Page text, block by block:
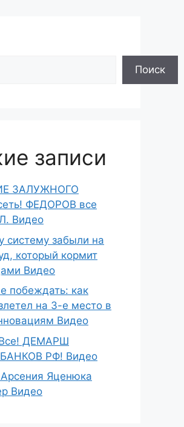
Поиск
записи
ЗАЛУЖНОГО
ФЕДОРОВ все
Видео
систему забыли на
который кормит
Видео
побеждать: как
на 3-е место в
Видео
ДЕМАРШ
РФ! Видео
Яценюка
Видео